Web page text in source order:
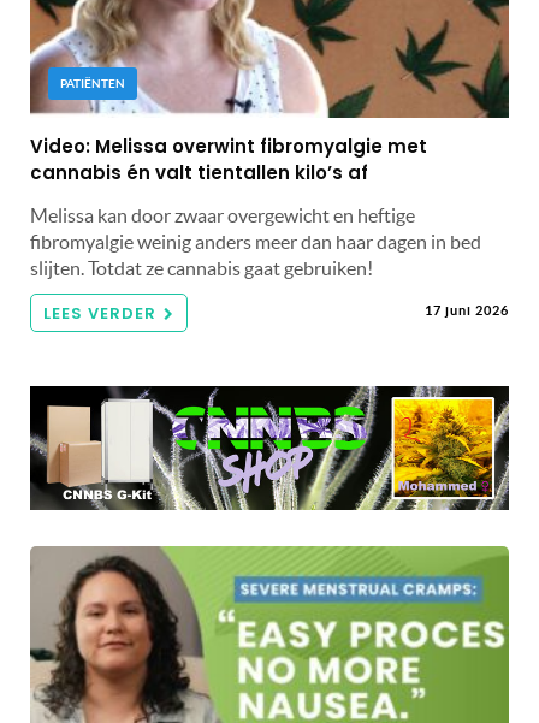
PATIËNTEN
Video: Melissa overwint fibromyalgie met
cannabis én valt tientallen kilo’s af
Melissa kan door zwaar overgewicht en heftige
fibromyalgie weinig anders meer dan haar dagen in bed
slijten. Totdat ze cannabis gaat gebruiken!
LEES VERDER 17 juni 2026